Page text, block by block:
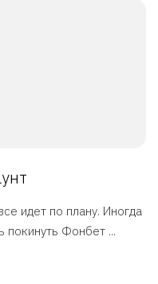
идет по плану. Иногда
покинуть Фонбет ...